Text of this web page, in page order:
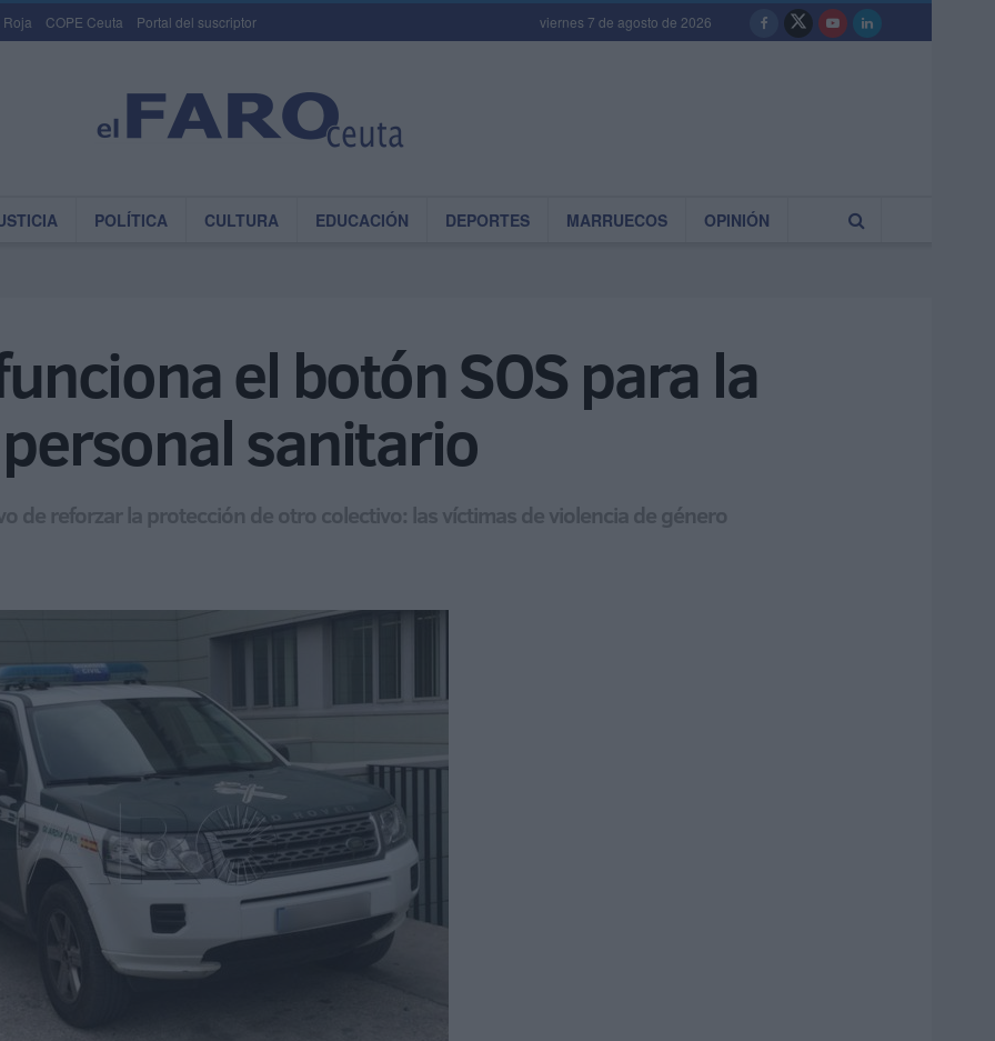
Roja COPE Ceuta Portal del suscriptor viernes 7 de agosto de 2026
POLÍTICA CULTURA EDUCACIÓN DEPORTES MARRUECOS OPINIÓN
el botón SOS para la
sanitario
de reforzar la protección de otro colectivo: las víctimas de violencia de género